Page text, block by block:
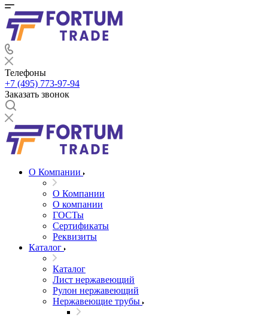
Телефоны
+7 (495) 773-97-94
Заказать звонок
О Компании
О Компании
О компании
ГОСТы
Сертификаты
Реквизиты
Каталог
Каталог
Лист нержавеющий
Рулон нержавеющий
Нержавеющие трубы